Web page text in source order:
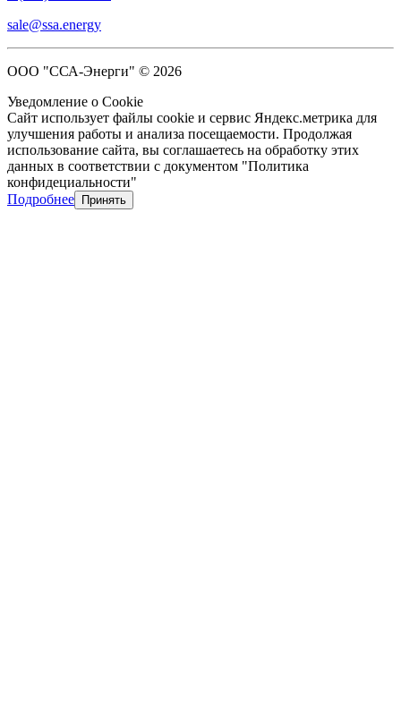
sale@ssa.energy
ООО "ССА-Энерги" © 2026
Уведомление о Cookie
Сайт использует файлы cookie и сервис Яндекс.метрика для
улучшения работы и анализа посещаемости. Продолжая
использование сайта, вы соглашаетесь на обработку этих
данных в соответствии с документом "Политика
конфидециальности"
Подробнее
Принять